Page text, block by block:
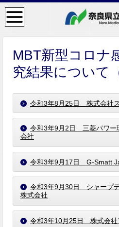
検
索・
メニ
ューMBT新型コロナ
究結果について
令和3年8月25日 株式会社
令和3年9月2日 三菱パワー
会社
令和3年9月17日 G-Smatt
令和3年9月30日 シャープ
株式会社
令和3年10月25日 株式会社